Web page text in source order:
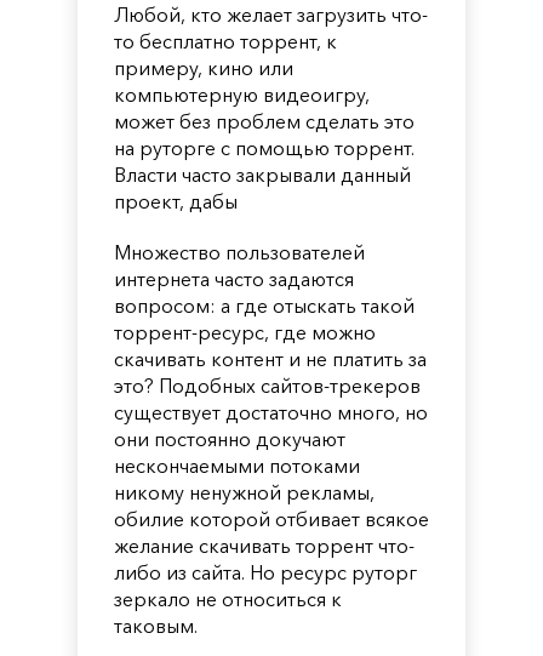
Любой, кто желает загрузить что-
то бесплатно торрент, к
примеру, кино или
компьютерную видеоигру,
может без проблем сделать это
на руторге с помощью торрент.
Власти часто закрывали данный
проект, дабы
Множество пользователей
интернета часто задаются
вопросом: а где отыскать такой
торрент-ресурс, где можно
скачивать контент и не платить за
это? Подобных сайтов-трекеров
существует достаточно много, но
они постоянно докучают
нескончаемыми потоками
никому ненужной рекламы,
обилие которой отбивает всякое
желание скачивать торрент что-
либо из сайта. Но ресурс руторг
зеркало не относиться к
таковым.